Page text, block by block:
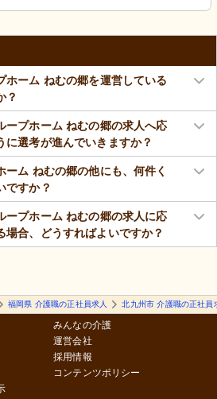
ホーム ねむの郷を運営している
？
ープホーム ねむの郷の求人へ応
に選考が進んでいきますか？
ーム ねむの郷の他にも、何件く
ですか？
ープホーム ねむの郷の求人に応
場合、どうすればよいですか？
福岡県 介護職の正社員求人 北九州市 介護職の正社員
みんなの介護
運営会社
採用情報
コンテンツポリシー